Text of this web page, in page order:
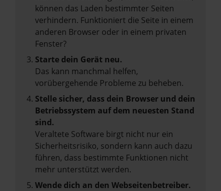
können das Laden bestimmter Seiten
verhindern. Funktioniert die Seite in einem
anderen Browser oder in einem privaten
Fenster?
Starte dein Gerät neu.
Das kann manchmal helfen,
vorübergehende Probleme zu beheben.
Stelle sicher, dass dein Browser und dein
Betriebssystem auf dem neuesten Stand
sind.
Veraltete Software birgt nicht nur ein
Sicherheitsrisiko, sondern kann auch dazu
führen, dass bestimmte Funktionen nicht
mehr unterstützt werden.
Wende dich an den Webseitenbetreiber.